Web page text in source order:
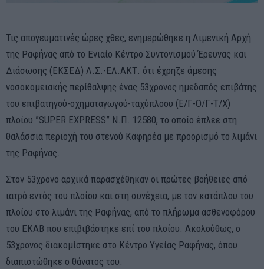
Τις απογευματινές ώρες χθες, ενημερώθηκε η Λιμενική Αρχή
της Ραφήνας από το Ενιαίο Κέντρο Συντονισμού Έρευνας και
Διάσωσης (ΕΚΣΕΔ) Λ.Σ.-ΕΛ.ΑΚΤ. ότι έχρηζε άμεσης
νοσοκομειακής περίθαλψης ένας 53χρονος ημεδαπός επιβάτης
του επιβατηγού-οχηματαγωγού-ταχύπλοου (Ε/Γ-Ο/Γ-Τ/Χ)
πλοίου ”SUPER EXPRESS” Ν.Π. 12580, το οποίο έπλεε στη
θαλάσσια περιοχή του στενού Καφηρέα με προορισμό το λιμάνι
της Ραφήνας.
Στον 53χρονο αρχικά παρασχέθηκαν οι πρώτες βοήθειες από
ιατρό εντός του πλοίου και στη συνέχεια, με τον κατάπλου του
πλοίου στο λιμάνι της Ραφήνας, από το πλήρωμα ασθενοφόρου
του ΕΚΑΒ που επιβιβάστηκε επί του πλοίου. Ακολούθως, ο
53χρονος διακομίστηκε στο Κέντρο Υγείας Ραφήνας, όπου
διαπιστώθηκε ο θάνατος του.